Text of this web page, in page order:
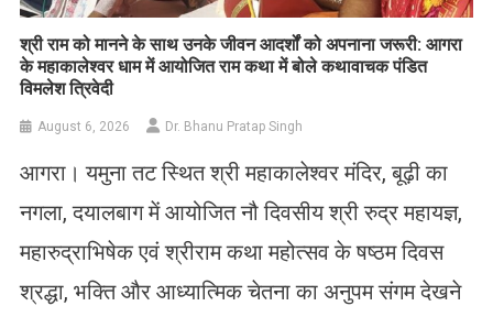
​श्री राम को मानने के साथ उनके जीवन आदर्शों को अपनाना जरूरी: आगरा
के महाकालेश्वर धाम में आयोजित राम कथा में बोले कथावाचक पंडित
विमलेश त्रिवेदी
August 6, 2026 Dr. Bhanu Pratap Singh
आगरा। यमुना तट स्थित श्री महाकालेश्वर मंदिर, बूढ़ी का
नगला, दयालबाग में आयोजित नौ दिवसीय श्री रुद्र महायज्ञ,
महारुद्राभिषेक एवं श्रीराम कथा महोत्सव के षष्ठम दिवस
श्रद्धा, भक्ति और आध्यात्मिक चेतना का अनुपम संगम देखने